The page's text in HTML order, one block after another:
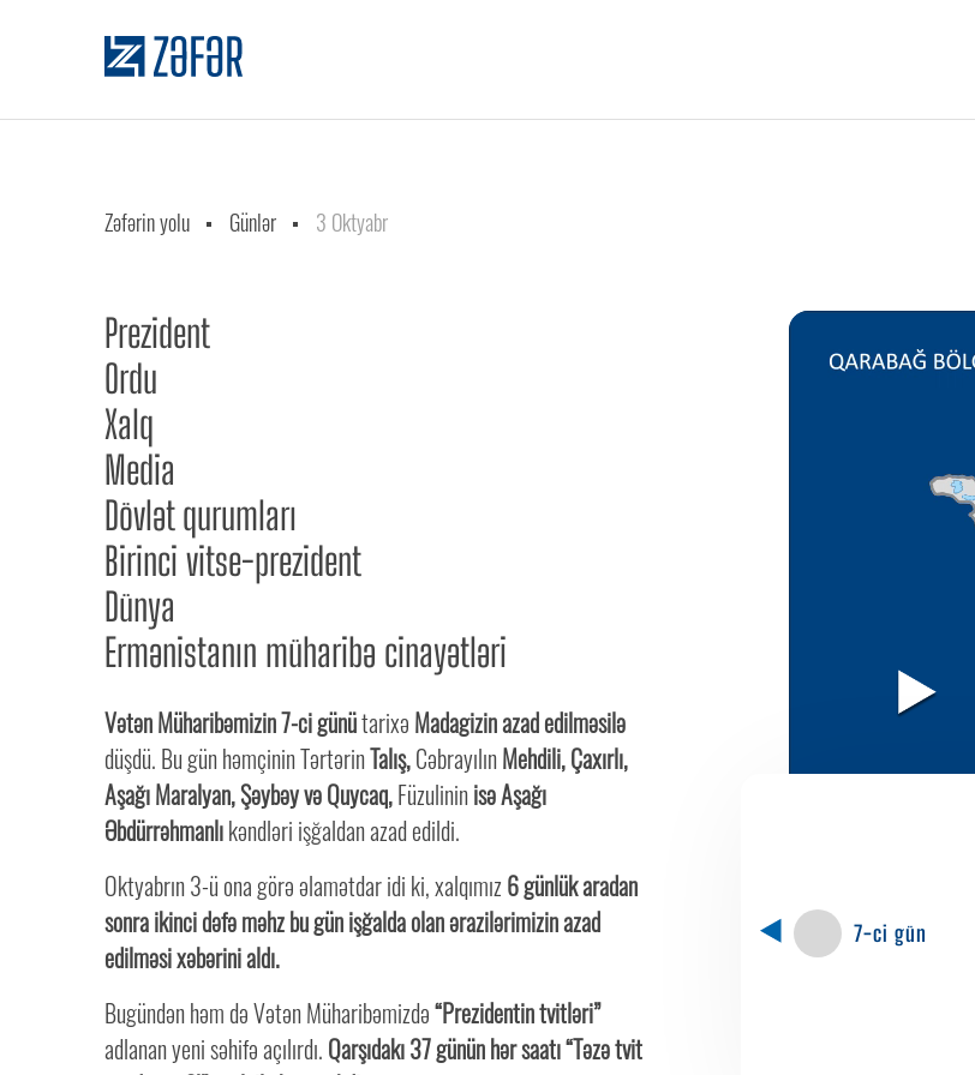
Zəfərin yolu Günlər 3 Oktyabr
7-ci gün
Prezident
Ordu
Xalq
Media
Dövlət qurumları
Birinci vitse-prezident
Dünya
Ermənistanın müharibə cinayətləri
Vətən Müharibəmizin 7-ci günütarixə Madagizin azad edilməsilə
düşdü. Bu gün həmçinin TərtərinTalış,CəbrayılınMehdili, Çaxırlı,
Aşağı Maralyan, Şəybəy və Quycaq,Füzulininisə Aşağı
Əbdürrəhmanlıkəndləri işğaldan azad edildi.
Oktyabrın 3-ü ona görə əlamətdar idi ki, xalqımız 6 günlük aradan
sonra ikinci dəfə məhz bu gün işğalda olan ərazilərimizin azad
edilməsi xəbərini aldı.
Bugündən həm də Vətən Müharibəmizdə“Prezidentin tvitləri”
adlanan yeni səhifə açılırdı. Qarşıdakı 37 günün hər saatı “Təzə tvit